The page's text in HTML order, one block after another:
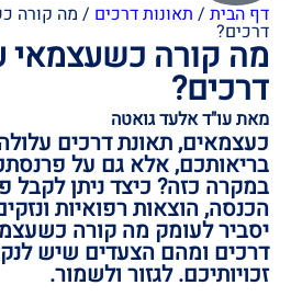
דף הבית / תאונות דרכים / מה קורה
דרכים?
מה קורה כשעצמאי
דרכים?
מאת עו"ד אלעד גואטה
כעצמאים, תאונת דרכים
בריאותכם, אלא גם על
במקרה כזה? כיצד ניתן לקבל
הכנסה, הוצאות רפואיות
יסביר לעומק מה קורה
דרכים ומהם הצעדים שיש
זכויותיכם. לגזור ולשמור.